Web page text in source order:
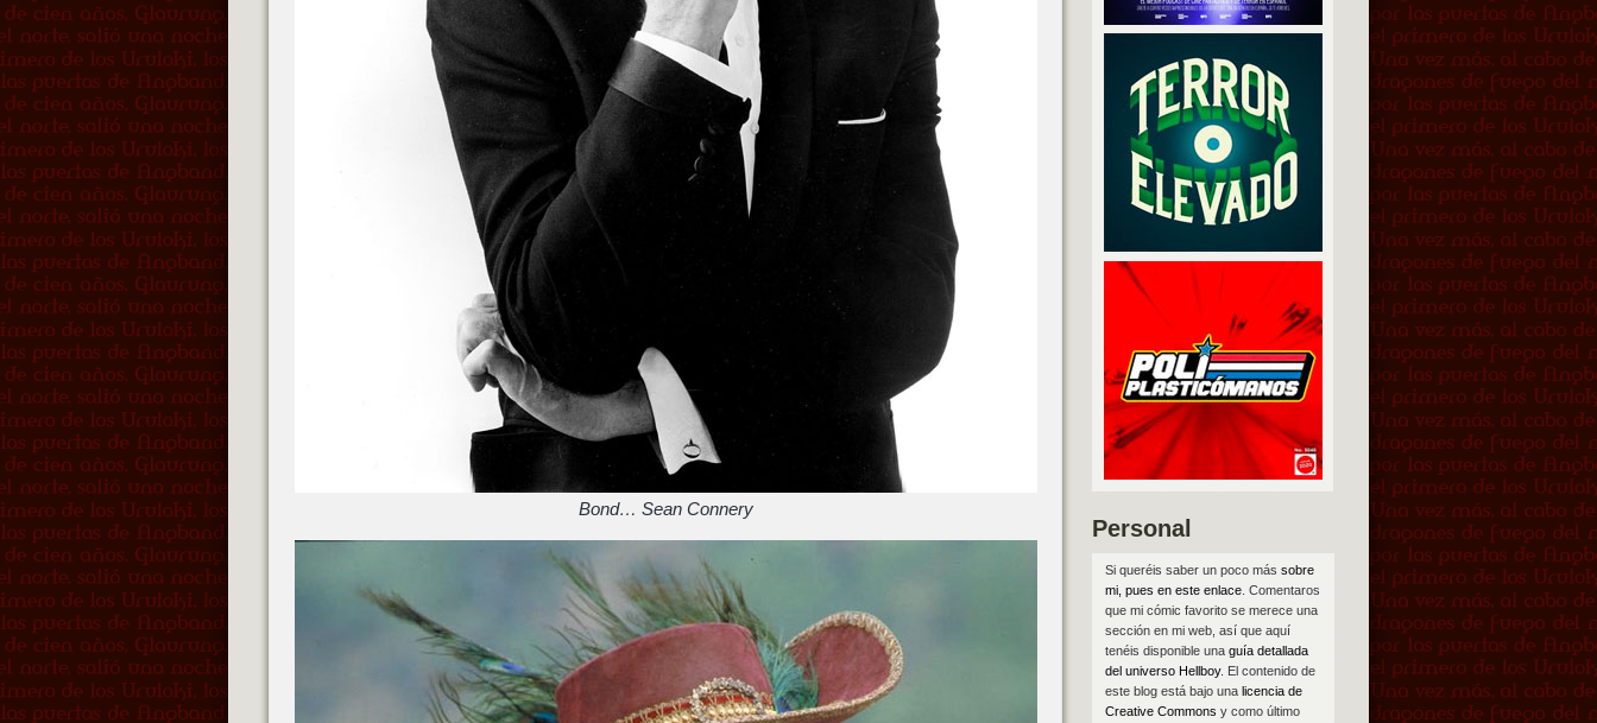
Bond… Sean Connery
Personal
Si queréis saber un poco más sobre
mi, pues en este enlace. Comentaros
que mi cómic favorito se merece una
sección en mi web, así que aquí
tenéis disponible una guía detallada
del universo Hellboy. El contenido de
este blog está bajo una licencia de
Creative Commons y como último